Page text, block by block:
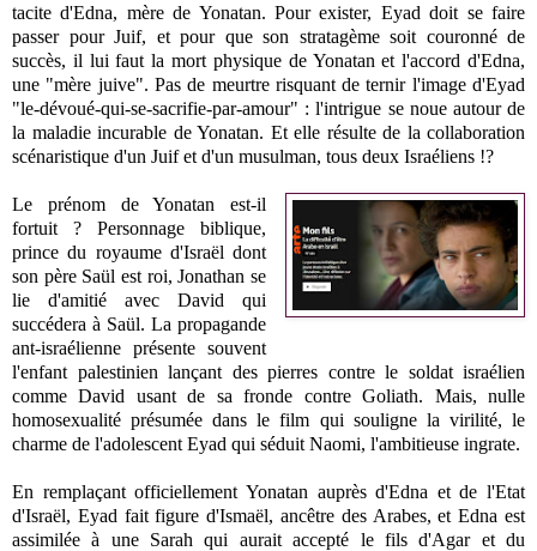
tacite d'Edna, mère de Yonatan. Pour exister, Eyad doit se faire
passer pour Juif, et pour que son stratagème soit couronné de
succès, il lui faut la mort physique de Yonatan et l'accord d'Edna,
une "mère juive". Pas de meurtre risquant de ternir l'image d'Eyad
"le-dévoué-qui-se-sacrifie-par-amour" : l'intrigue se noue autour de
la maladie incurable de Yonatan. Et elle résulte de la collaboration
scénaristique d'un Juif et d'un musulman, tous deux Israéliens !?
Le prénom de Yonatan est-il
fortuit ? Personnage biblique,
prince du royaume d'Israël dont
son père Saül est roi, Jonathan se
lie d'amitié avec David qui
succédera à Saül. La propagande
ant-israélienne présente souvent
l'enfant palestinien lançant des pierres contre le soldat israélien
comme David usant de sa fronde contre Goliath. Mais, nulle
homosexualité présumée dans le film qui souligne la virilité, le
charme de l'adolescent Eyad qui séduit Naomi, l'ambitieuse ingrate.
En remplaçant officiellement Yonatan auprès d'Edna et de l'Etat
d'Israël, Eyad fait figure d'Ismaël, ancêtre des Arabes, et Edna est
assimilée à une Sarah qui aurait accepté le fils d'Agar et du